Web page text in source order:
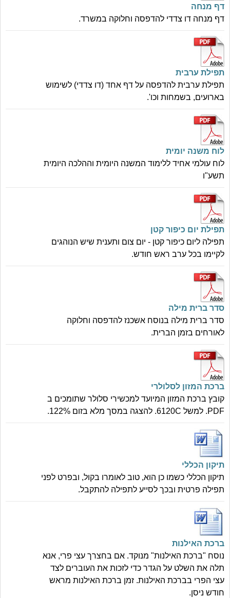
דף מנחה
דף מנחה דו צדדי להדפסה וחלוקה במשרד.
תפילת ערבית
תפילת ערבית להדפסה על דף אחד (דו צדדי) לשימוש
בארועים, בשמחות וכו'.
לוח משנה יומית
לוח עולמי אחיד ללימוד המשנה היומית וההלכה היומית
תשע"ו
תפילת יום כיפור קטן
תפילה ליום כיפור קטן - יום צום ותענית שיש הנוהגים
לקיימו בכל ערב ראש חודש.
סדר ברית מילה
סדר ברית מילה בנוסח אשכנז להדפסה וחלוקה
לאורחים בזמן הברית.
ברכת המזון לסלולרי
קובץ ברכת המזון המיועד למכשירי סלולר שתומכים ב
PDF. למשל 6120C. להצגה במסך מלא בזום 122%.
תיקון הכללי
תיקון הכללי כשמו כן הוא, טוב לאומרו בקול, ובפרט לפני
תפילה פרטית ובכך לסייע לתפילה להתקבל.
ברכת האילנות
נוסח "ברכת האילנות" מנוקד. אם בחצרך עצי פרי, אנא
תלה את השלט על הגדר כדי לזכות את העוברים לצד
עצי הפרי בברכת האילנות. זמן ברכת האילנות מראש
חודש ניסן.